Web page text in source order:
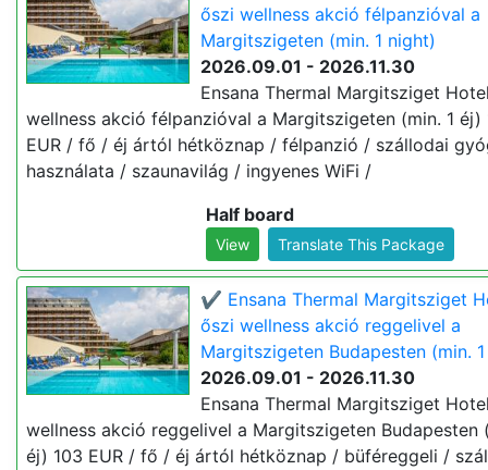
őszi wellness akció félpanzióval a
Margitszigeten (min. 1 night)
2026.09.01 - 2026.11.30
Ensana Thermal Margitsziget
wellness akció félpanzióval a Margitszigeten (min. 1 éj)
EUR / fő / éj ártól hétköznap / félpanzió / szállodai
használata / szaunavilág / ingyenes WiFi /
Half board
View Translate This Package
✔️ Ensana Thermal Margitsziget
őszi wellness akció reggelivel a
Margitszigeten Budapesten (min.
2026.09.01 - 2026.11.30
Ensana Thermal Margitsziget
wellness akció reggelivel a Margitszigeten Budapesten
éj) 103 EUR / fő / éj ártól hétköznap / büféreggeli /